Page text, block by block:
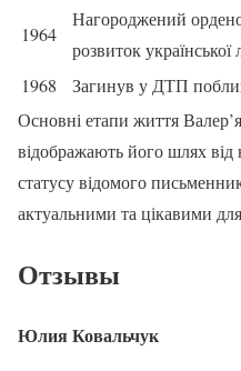
1964
Нагороджений
розвиток української
1968
Загинув у ДТП
Основні етапи життя
відображають його шлях від
статусу відомого
актуальними та цікавими
Отзывы
Юлия Ковальчук